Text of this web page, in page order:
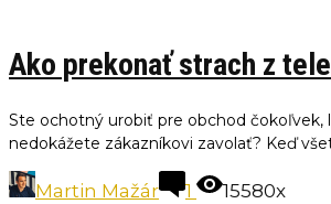
Ako prekonať strach z
Ste ochotný urobiť pre obchod
nedokážete zákazníkovi zavolať? Keď
Martin Mažár 1 15580x